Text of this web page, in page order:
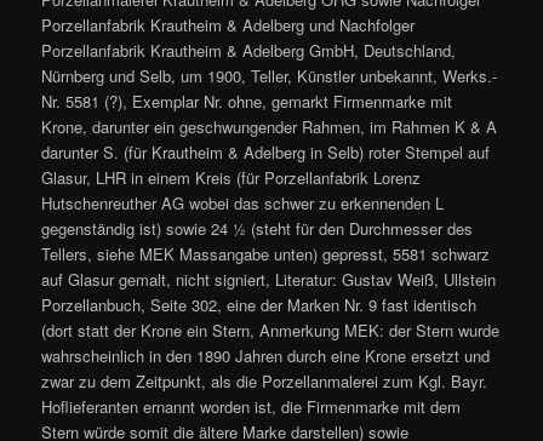
Porzellanfabrik Krautheim & Adelberg und Nachfolger
Porzellanfabrik Krautheim & Adelberg GmbH, Deutschland,
Nürnberg und Selb, um 1900, Teller, Künstler unbekannt, Werks.-
Nr. 5581 (?), Exemplar Nr. ohne, gemarkt Firmenmarke mit
Krone, darunter ein geschwungender Rahmen, im Rahmen K & A
darunter S. (für Krautheim & Adelberg in Selb) roter Stempel auf
Glasur, LHR in einem Kreis (für Porzellanfabrik Lorenz
Hutschenreuther AG wobei das schwer zu erkennenden L
gegenständig ist) sowie 24 ½ (steht für den Durchmesser des
Tellers, siehe MEK Massangabe unten) gepresst, 5581 schwarz
auf Glasur gemalt, nicht signiert, Literatur: Gustav Weiß, Ullstein
Porzellanbuch, Seite 302, eine der Marken Nr. 9 fast identisch
(dort statt der Krone ein Stern, Anmerkung MEK: der Stern wurde
wahrscheinlich in den 1890 Jahren durch eine Krone ersetzt und
zwar zu dem Zeitpunkt, als die Porzellanmalerei zum Kgl. Bayr.
Hoflieferanten ernannt worden ist, die Firmenmarke mit dem
Stern würde somit die ältere Marke darstellen) sowie